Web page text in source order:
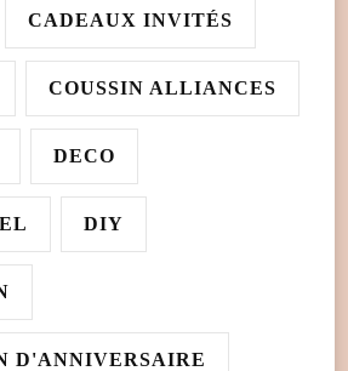
CADEAUX INVITÉS
COUSSIN ALLIANCES
DECO
DIY
D'ANNIVERSAIRE